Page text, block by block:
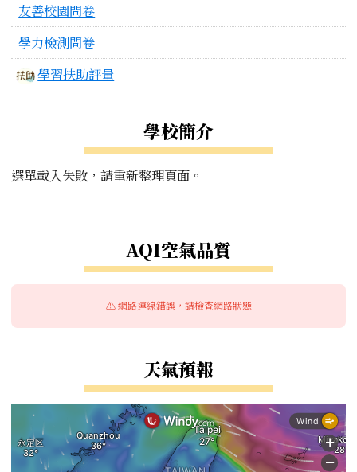
友善校園問卷
學力檢測問卷
學習扶助評量
學校簡介
選單載入失敗，請重新整理頁面。
AQI空氣品質
⚠️ 網路連線錯誤，請檢查網路狀態
天氣預報